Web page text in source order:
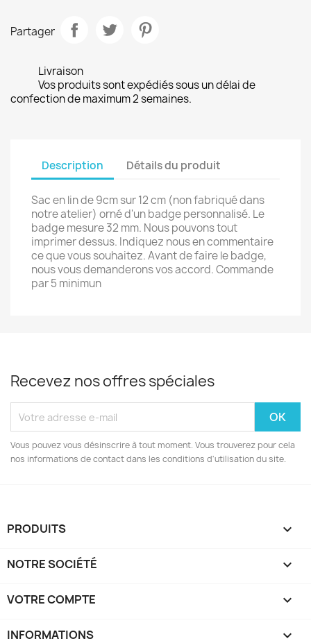
Partager
Livraison
Vos produits sont expédiés sous un délai de
confection de maximum 2 semaines.
Description Détails du produit
Sac en lin de 9cm sur 12 cm (non fabriqué dans
notre atelier) orné d'un badge personnalisé. Le
badge mesure 32 mm. Nous pouvons tout
imprimer dessus. Indiquez nous en commentaire
ce que vous souhaitez. Avant de faire le badge,
nous vous demanderons vos accord. Commande
par 5 minimun
Recevez nos offres spéciales
Vous pouvez vous désinscrire à tout moment. Vous trouverez pour cela
nos informations de contact dans les conditions d'utilisation du site.
PRODUITS 
NOTRE SOCIÉTÉ 
VOTRE COMPTE 
INFORMATIONS keyboard_arrow_down